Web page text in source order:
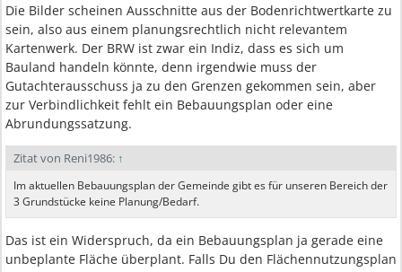
Die Bilder scheinen Ausschnitte aus der Bodenrichtwertkarte zu
sein, also aus einem planungsrechtlich nicht relevantem
Kartenwerk. Der BRW ist zwar ein Indiz, dass es sich um
Bauland handeln könnte, denn irgendwie muss der
Gutachterausschuss ja zu den Grenzen gekommen sein, aber
zur Verbindlichkeit fehlt ein Bebauungsplan oder eine
Abrundungssatzung.
Zitat von Reni1986: ↑
Im aktuellen Bebauungsplan der Gemeinde gibt es für unseren Bereich der
3 Grundstücke keine Planung/Bedarf.
Das ist ein Widerspruch, da ein Bebauungsplan ja gerade eine
unbeplante Fläche überplant. Falls Du den Flächennutzungsplan